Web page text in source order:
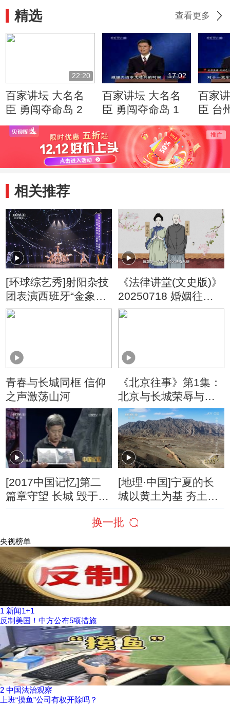
精选 查看更多
22:20
百家讲坛 大名名
臣 勇闯夺命岛 2
17:02
百家讲坛 大名名
臣 勇闯夺命岛 1
百家
臣 台
相关推荐
[环球综艺秀]射阳杂技
团表演西班牙“金象
奖”金奖节目杂技《扇
《法律讲堂(文史版)》
20250718 婚姻往事·
丁香花公案疑云
青春与长城同框 信仰
之声激荡山河
《北京往事》第1集：
北京与长城荣辱与共
的交往正式见诸史册
[2017中国记忆]第二
篇章守望 长城 毁于人
[地理·中国]宁夏的长
城以黄土为基 夯土筑
换一批
央视榜单
1 新闻1+1
反制美国！中方公布5项措施
2 中国法治观察
上班“摸鱼”公司有权开除吗？